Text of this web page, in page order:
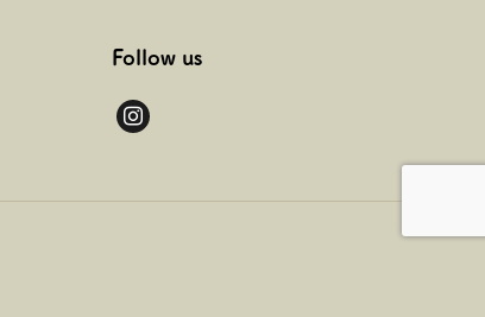
Follow us
instagram